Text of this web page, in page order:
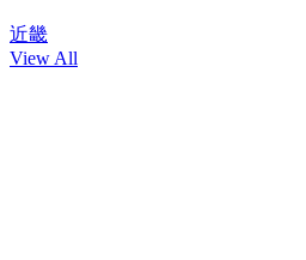
近畿
View All